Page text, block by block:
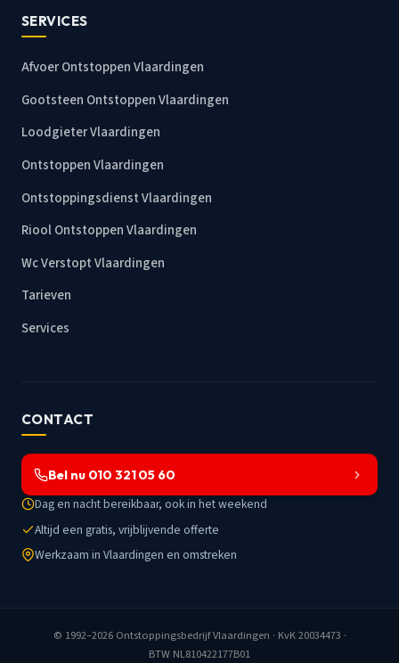
SERVICES
Afvoer Ontstoppen Vlaardingen
Gootsteen Ontstoppen Vlaardingen
Loodgieter Vlaardingen
Ontstoppen Vlaardingen
Ontstoppingsdienst Vlaardingen
Riool Ontstoppen Vlaardingen
Wc Verstopt Vlaardingen
Tarieven
Services
CONTACT
Bel nu 010 321 05 60
Dag en nacht bereikbaar, ook in het weekend
Altijd een gratis, vrijblijvende offerte
Werkzaam in Vlaardingen en omstreken
© 1992–2026 Ontstoppingsbedrijf Vlaardingen · KvK 20034473 ·
BTW NL810422177B01